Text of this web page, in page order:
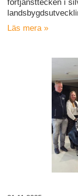
förtjänsttecken i
Läs mera »